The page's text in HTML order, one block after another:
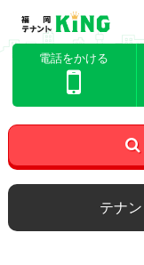
電話をかける
テナ